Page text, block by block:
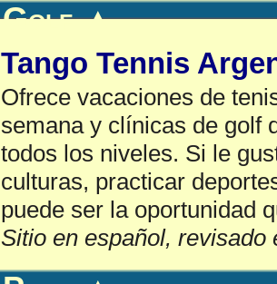
Golf▲
Tango Tennis
Ofrece vacaciones de
semana y clínicas de golf
todos los niveles. Si le
culturas, practicar
puede ser la oportunidad
Sitio en español, revisado